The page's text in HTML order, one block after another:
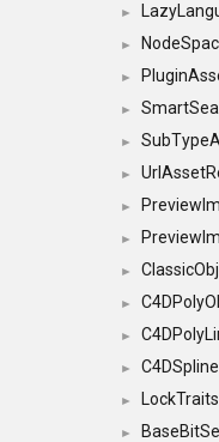
►
►
►
►
►
►
►
►
►
►
►
►
►
►